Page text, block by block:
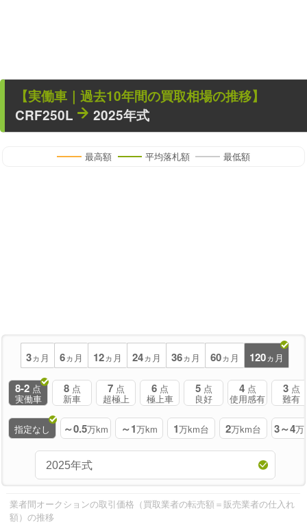
【実働車 ｜過去10年間の買取相場の推移】
CRF250L
2025年式
最高額 平均落札額 最低額
3ヵ月 6ヵ月 12ヵ月 24ヵ月 36ヵ月 60ヵ月 120ヵ月
8-2 点
実働車
8 点
新車
7 点
超極上
6 点
極上車
5 点
良好
4 点
使用感有
3 点
難有
指定なし ～0.5万km ～1万km 1万km台 2万km台 3～4万
業者間オークションの取引価格（買取業者の転売額＝販売業者の仕入れ
額）の推移